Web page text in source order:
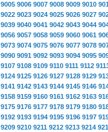
9005 9006 9007 9008 9009 9010
9022 9023 9024 9025 9026 9027
9039 9040 9041 9042 9043 9044
9056 9057 9058 9059 9060 9061
9073 9074 9075 9076 9077 9078
9090 9091 9092 9093 9094 9095
9107 9108 9109 9110 9111 9112
9124 9125 9126 9127 9128 9129
9141 9142 9143 9144 9145 9146
9158 9159 9160 9161 9162 9163
9175 9176 9177 9178 9179 9180
9192 9193 9194 9195 9196 9197
9209 9210 9211 9212 9213 9214